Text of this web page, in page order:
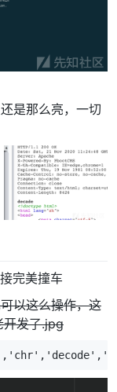
是那么亮，一切
完美撞车
以这么操作，这
开发了.jpg